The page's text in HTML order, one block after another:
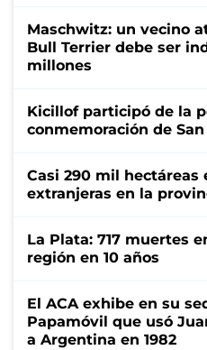
Maschwitz: un vecino
Bull Terrier debe ser
millones
Kicillof participó de la
conmemoración de
Casi 290 mil hectáreas
extranjeras en la
La Plata: 717 muertes
región en 10 años
El ACA exhibe en su
Papamóvil que usó
a Argentina en 1982